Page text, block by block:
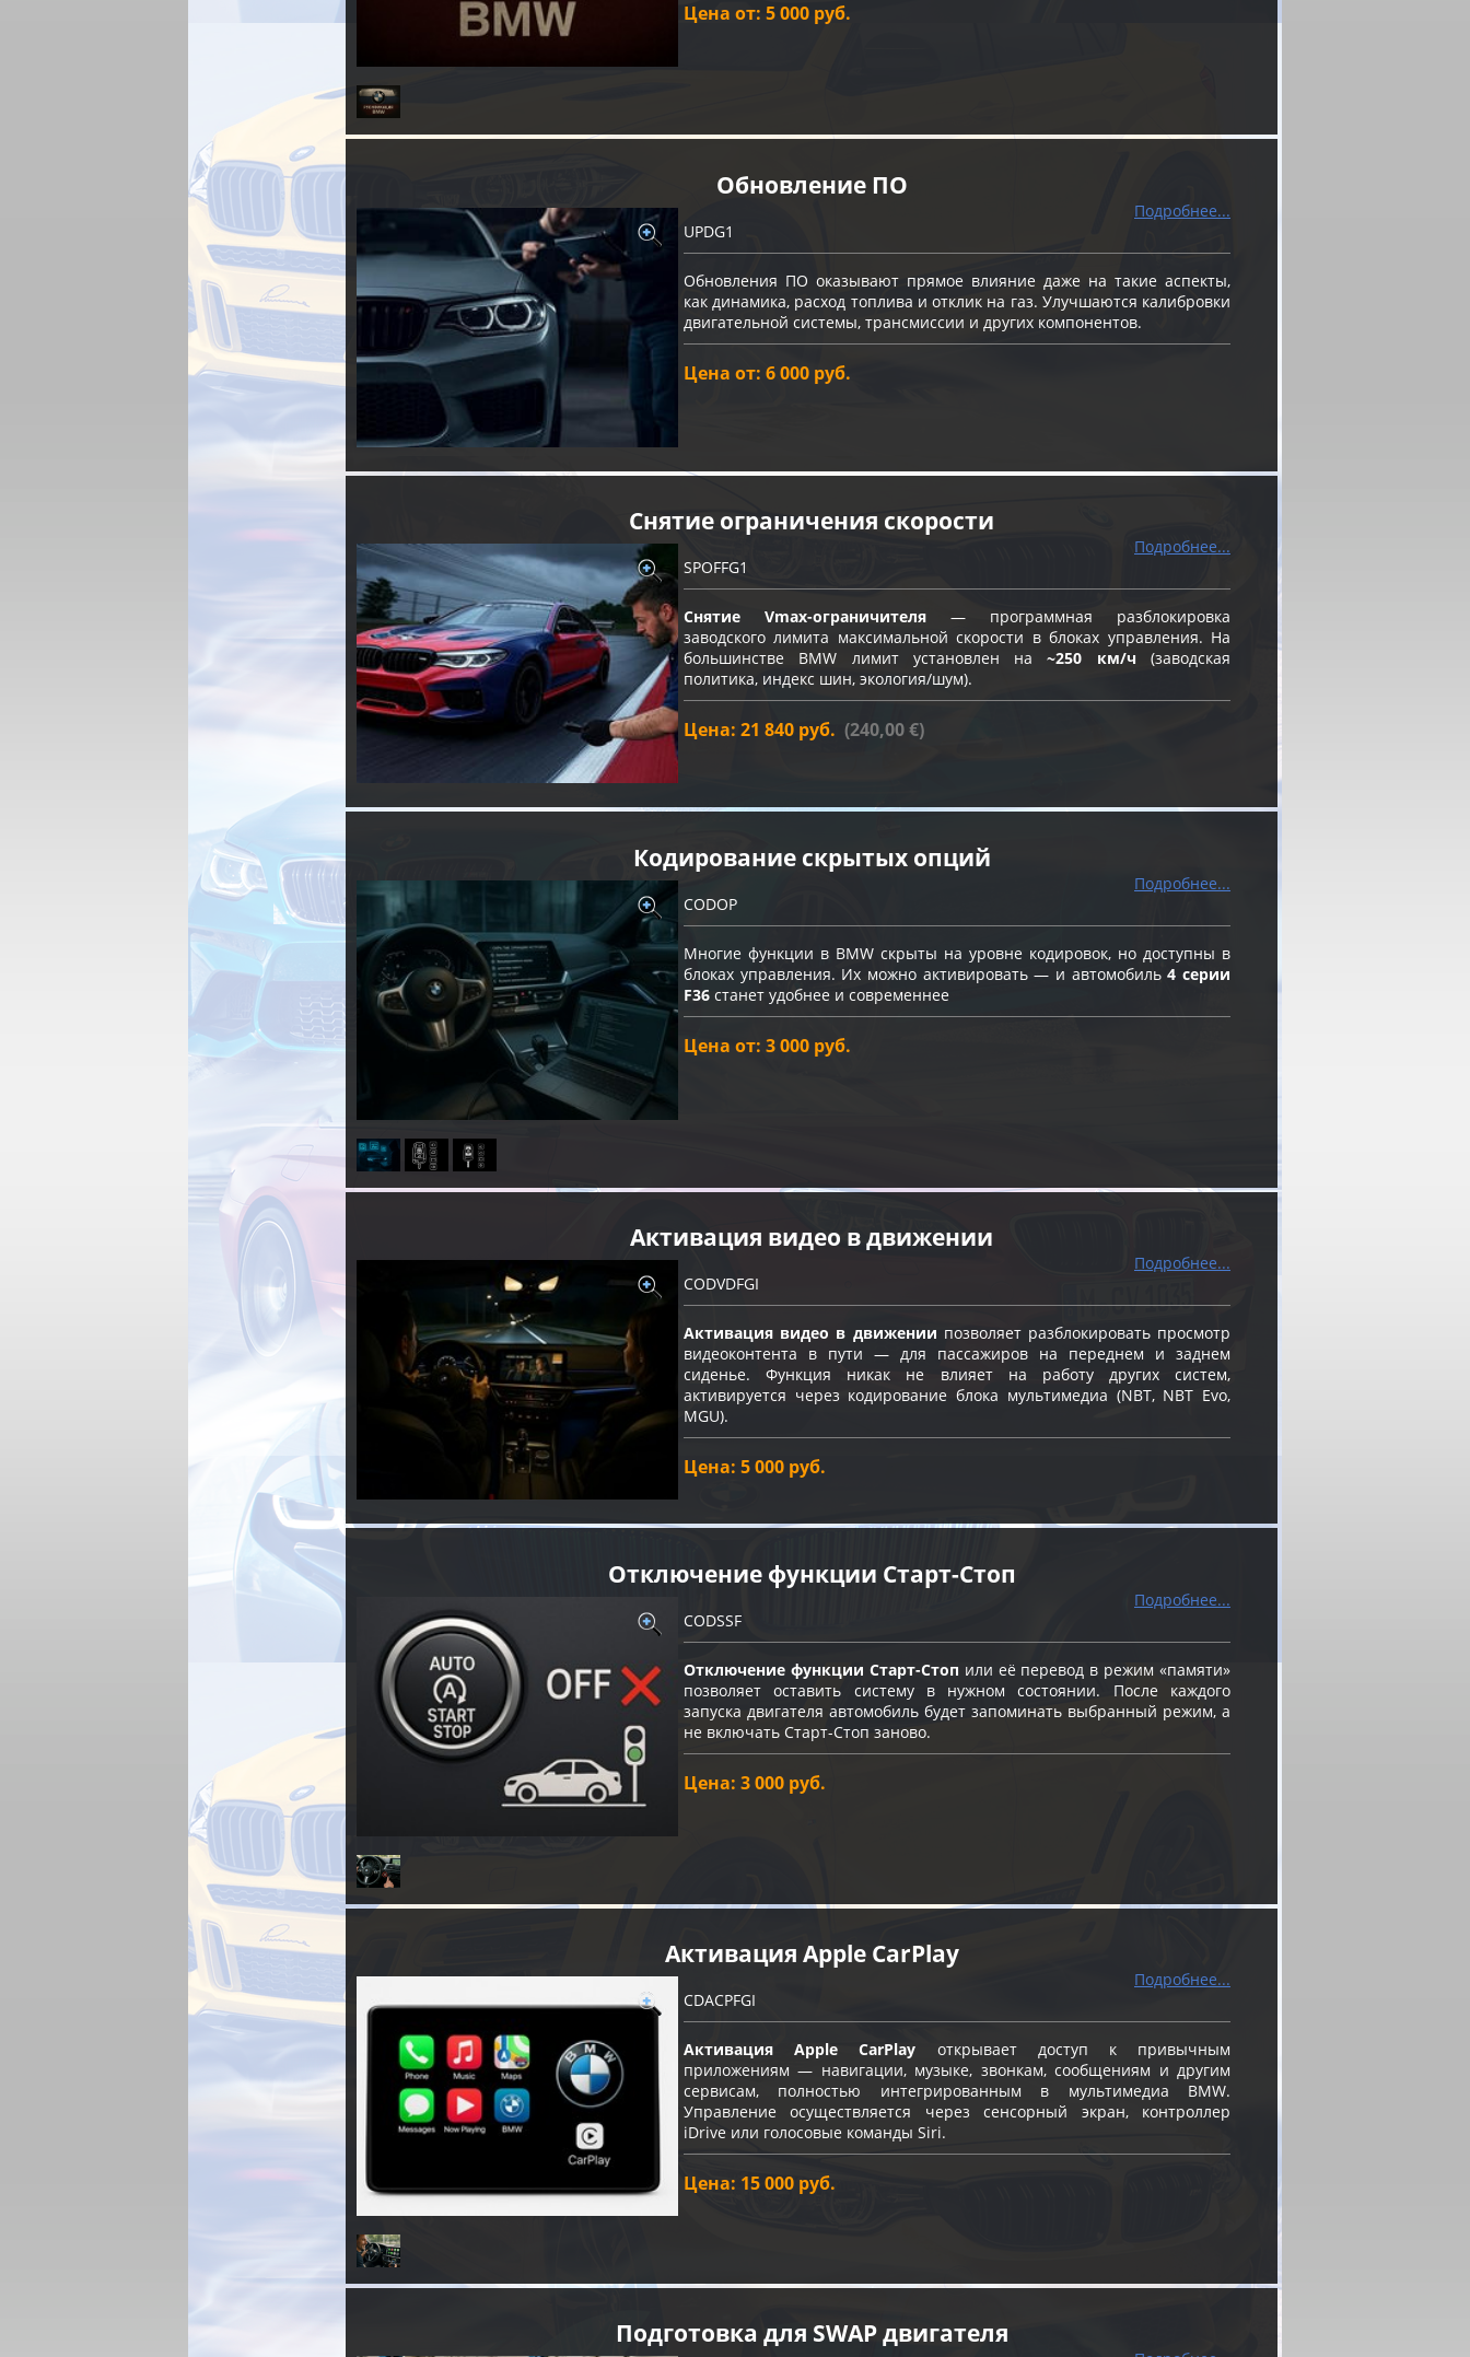
Цена от: 5 000 руб.
Обновление ПО
Подробнее...
UPDG1
Обновления ПО оказывают прямое влияние даже на такие аспекты,
как динамика, расход топлива и отклик на газ. Улучшаются калибровки
двигательной системы, трансмиссии и других компонентов.
Цена от: 6 000 руб.
Снятие ограничения скорости
Подробнее...
SPOFFG1
Снятие Vmax-ограничителя — программная разблокировка
заводского лимита максимальной скорости в блоках управления. На
большинстве BMW лимит установлен на~250 км/ч (заводская
политика, индекс шин, экология/шум).
Цена: 21 840 руб. (240,00 €)
Кодирование скрытых опций
Подробнее...
CODOP
Многие функции в BMW скрыты на уровне кодировок, но доступны в
блоках управления. Их можно активировать — и автомобиль4 серии
F36 станет удобнее и современнее
Цена от: 3 000 руб.
Активация видео в движении
Подробнее...
CODVDFGI
Активация видео в движении позволяет разблокировать просмотр
видеоконтента в пути — для пассажиров на переднем и заднем
сиденье. Функция никак не влияет на работу других систем,
активируется через кодирование блока мультимедиа (NBT, NBT Evo,
MGU).
Цена: 5 000 руб.
Отключение функции Старт-Cтоп
Подробнее...
CODSSF
Отключение функции Старт-Стоп или её перевод в режим «памяти»
позволяет оставить систему в нужном состоянии. После каждого
запуска двигателя автомобиль будет запоминать выбранный режим, а
не включать Старт-Стоп заново.
Цена: 3 000 руб.
Активация Apple CarPlay
Подробнее...
CDACPFGI
Активация Apple CarPlay открывает доступ к привычным
приложениям — навигации, музыке, звонкам, сообщениям и другим
сервисам, полностью интегрированным в мультимедиа BMW.
Управление осуществляется через сенсорный экран, контроллер
iDrive или голосовые команды Siri.
Цена: 15 000 руб.
Подготовка для SWAP двигателя